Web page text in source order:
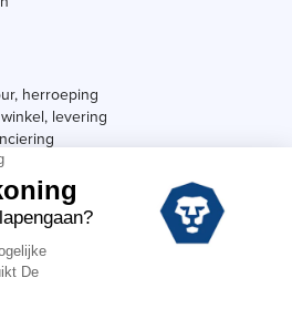
herroeping
levering